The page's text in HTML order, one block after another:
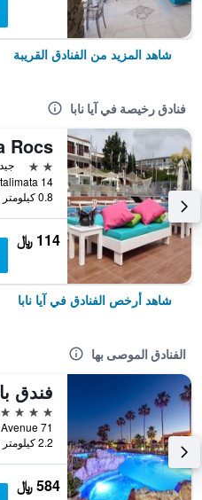
شاهد المزيد من الفنادق القريبة
فنادق رخيصة في آيا نابا
2 نجمتين
جيد 6.3
14 Katalimata, آيا نابا, قبرص
0.8 كيلومتر عن وسط المدينة
114 ﷼
شاهد أرخص الفنادق في آيا نابا
الفنادق الموصى بها
4 نجوم
2.2 كيلومتر عن وسط المدينة
584 ﷼